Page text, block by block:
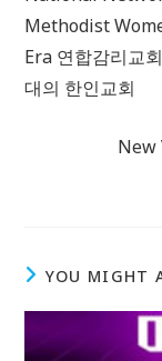
Methodist
Era 연합감리교
대의 한인교회
New
YOU MIGHT